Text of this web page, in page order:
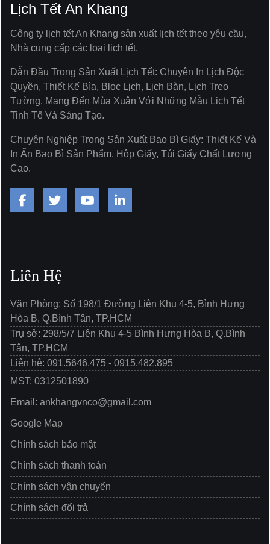
Lịch Tết An Khang
Công ty lịch tết An Khang sản xuất lịch tết theo yêu cầu,
Nhà cung cấp các loại lịch tết.
Dẫn Đầu Trong Sản Xuất Lịch Tết: Chuyên In Lịch Độc
Quyền, Thiết Kế Bìa, Bloc Lịch, Lịch Bàn, Lịch Treo
Tường. Mang Đến Mùa Xuân Với Những Mẫu Lịch Tết
Tinh Tế Và Sáng Tạo.
Chuyên Nghiệp Trong Sản Xuất Bao Bì Giấy: Thiết Kế Và
In Ấn Bao Bì Sản Phẩm, Hộp Giấy, Túi Giấy Chất Lượng
Cao.
Liên Hệ
Văn Phòng: Số 198/1 Đường Liên Khu 4-5, Bình Hưng
Hòa B, Q.Bình Tân, TP.HCM
Trụ sở: 298/5/7 Liên Khu 4-5 Bình Hưng Hòa B, Q.Bình
Tân, TP.HCM
Liên hệ: 091.5646.475 - 0915.482.895
MST: 0312501890
Email: ankhangvnco@gmail.com
Google Map
Chính sách bảo mật
Chính sách thanh toán
Chính sách vận chuyển
Chính sách đổi trả